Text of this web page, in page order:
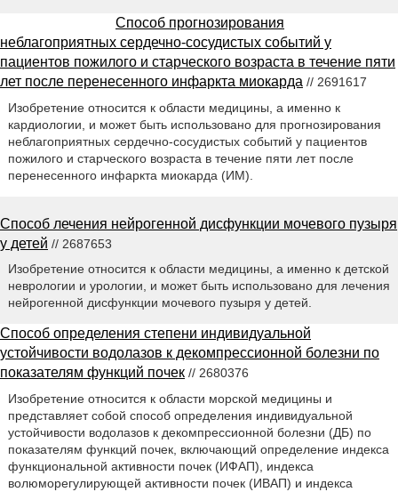
Способ прогнозирования
неблагоприятных сердечно-сосудистых событий у
пациентов пожилого и старческого возраста в течение пяти
лет после перенесенного инфаркта миокарда // 2691617
Изобретение относится к области медицины, а именно к
кардиологии, и может быть использовано для прогнозирования
неблагоприятных сердечно-сосудистых событий у пациентов
пожилого и старческого возраста в течение пяти лет после
перенесенного инфаркта миокарда (ИМ).
Способ лечения нейрогенной дисфункции мочевого пузыря
у детей // 2687653
Изобретение относится к области медицины, а именно к детской
неврологии и урологии, и может быть использовано для лечения
нейрогенной дисфункции мочевого пузыря у детей.
Способ определения степени индивидуальной
устойчивости водолазов к декомпрессионной болезни по
показателям функций почек // 2680376
Изобретение относится к области морской медицины и
представляет собой способ определения индивидуальной
устойчивости водолазов к декомпрессионной болезни (ДБ) по
показателям функций почек, включающий определение индекса
функциональной активности почек (ИФАП), индекса
волюморегулирующей активности почек (ИВАП) и индекса